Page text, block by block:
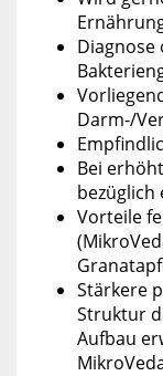
Darm-/
Bei
Vorteile
Stärkere
Struktur
Aufbau